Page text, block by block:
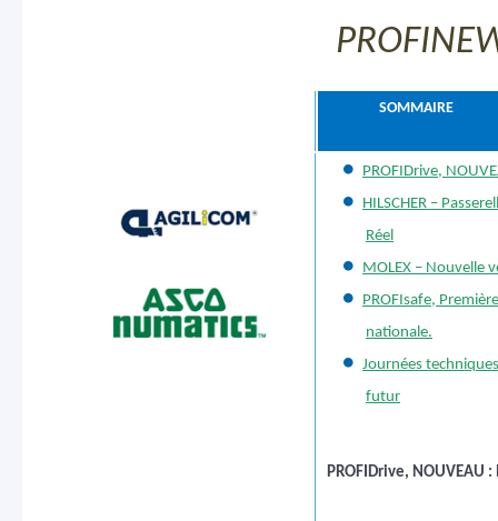
SOMMAIRE
PROFIDrive,
HILSCHER –
Réel
MOLEX – Nouvelle
PROFIsafe,
nationale.
Journées
futur
PROFIDrive, NOUVEAU